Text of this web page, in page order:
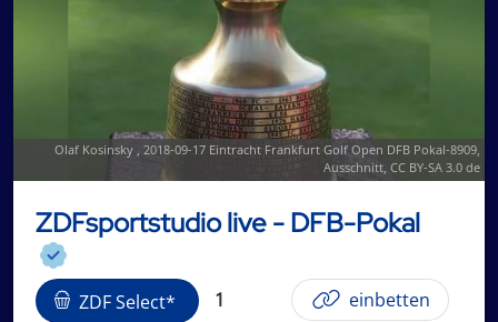
Olaf Kosinsky , 2018-09-17 Eintracht Frankfurt Golf Open DFB Pokal-8909,
Ausschnitt, CC BY-SA 3.0 de
ZDFsportstudio live - DFB-Pokal
ZDF Select*
1
einbetten